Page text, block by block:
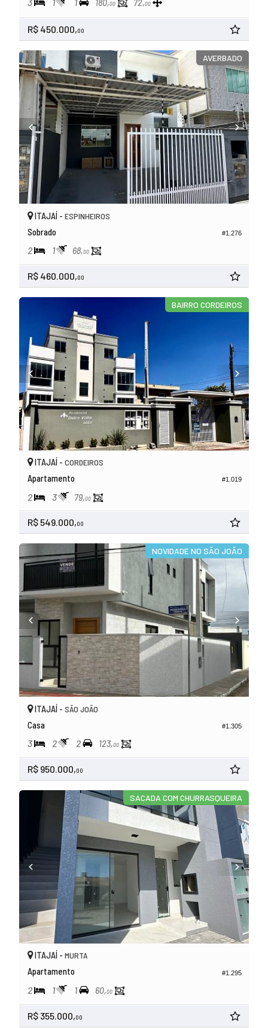
3 1 1 180,00 72,00
R$ 450.000,00
AVERBADO
#1.276
ITAJAÍ - ESPINHEIROS
Sobrado
2 1 68,00
R$ 460.000,00
BAIRRO CORDEIROS
#1.019
ITAJAÍ - CORDEIROS
Apartamento
2 3 79,00
R$ 549.000,00
NOVIDADE NO SÃO JOÃO
#1.305
ITAJAÍ - SÃO JOÃO
Casa
3 2 2 123,00
R$ 950.000,00
SACADA COM CHURRASQUEIRA
#1.295
ITAJAÍ - MURTA
Apartamento
2 1 1 60,00
R$ 355.000,00